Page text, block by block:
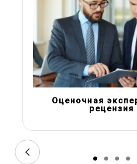
Оценочная
рецензия